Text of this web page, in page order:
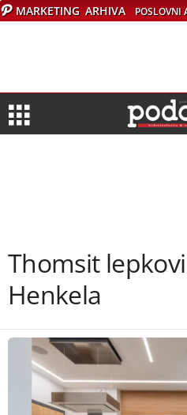
MARKETING ARHIVA POSLOVNI
Thomsit
Henkela